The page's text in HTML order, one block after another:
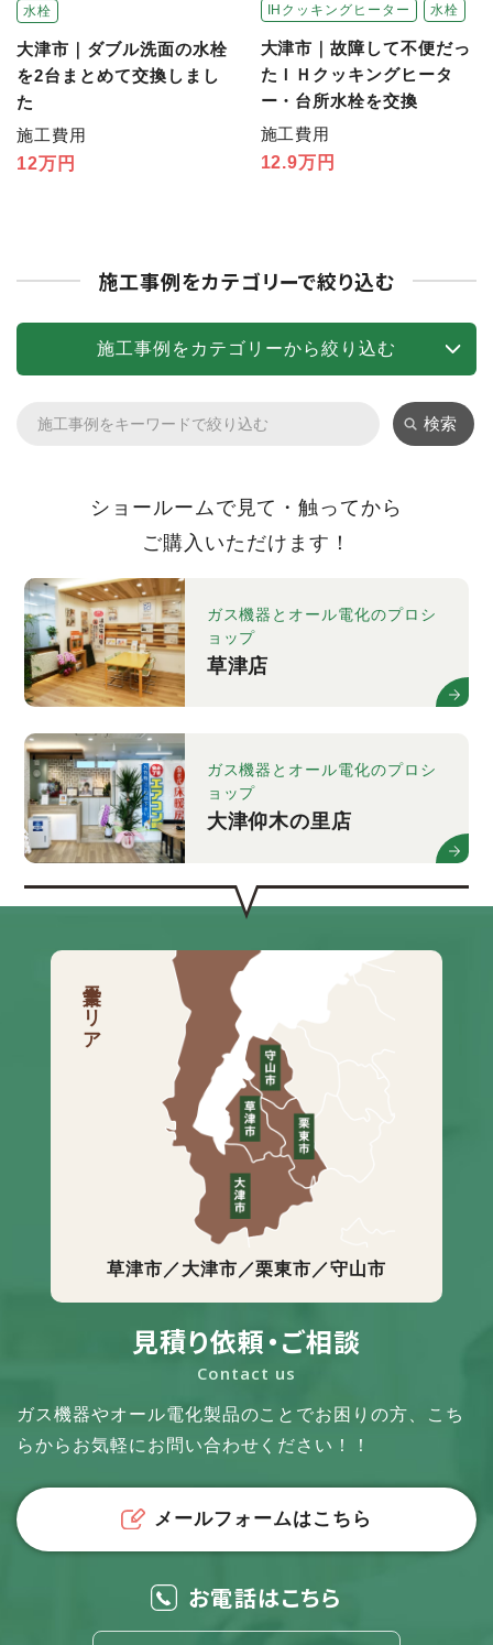
水栓
大津市｜ダブル洗面の水栓
を2台まとめて交換しまし
た
施工費用
12万円
IHクッキングヒーター 水栓
大津市｜故障して不便だっ
たＩＨクッキングヒータ
ー・台所水栓を交換
施工費用
12.9万円
施工事例をカテゴリーで絞り込む
施工事例をカテゴリーから絞り込む
検索
ショールームで見て・触ってから
ご購入いただけます！
ガス機器とオール電化のプロシ
ョップ
草津店
ガス機器とオール電化のプロシ
ョップ
大津仰木の里店
営業エリア
草津市／大津市／栗東市／守山市
見積り依頼・ご相談
Contact us
ガス機器やオール電化製品のことでお困りの方、
こち
らからお気軽にお問い合わせください！！
メールフォームはこちら
お電話はこちら